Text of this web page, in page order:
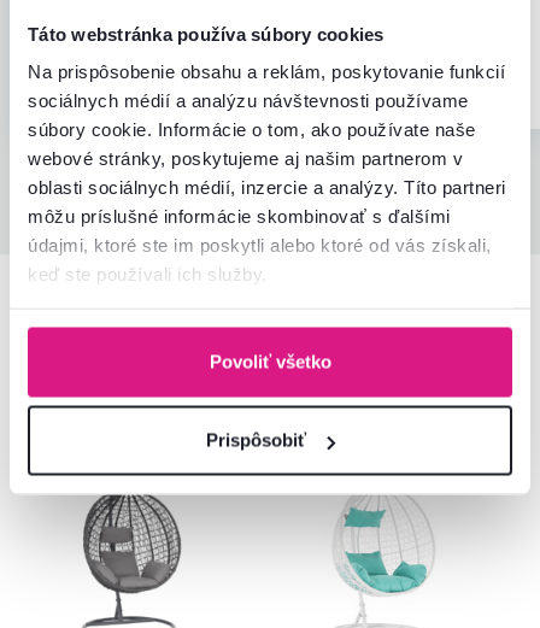
Táto webstránka používa súbory cookies
Na prispôsobenie obsahu a reklám, poskytovanie funkcií
sociálnych médií a analýzu návštevnosti používame
súbory cookie. Informácie o tom, ako používate naše
webové stránky, poskytujeme aj našim partnerom v
oblasti sociálnych médií, inzercie a analýzy. Títo partneri
môžu príslušné informácie skombinovať s ďalšími
údajmi, ktoré ste im poskytli alebo ktoré od vás získali,
keď ste používali ich služby.
Povoliť všetko
Prispôsobiť
Overený
nákup
Užitočné
Overený
nákup
Všetky recenzie
Podobné produkty